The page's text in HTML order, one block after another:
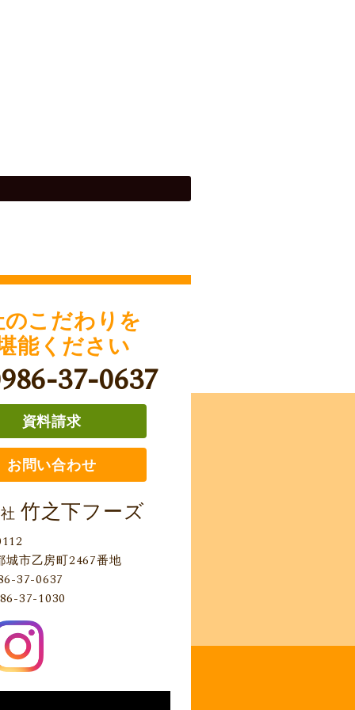
のこだわりを
能ください
37-0637
資料請求
お問い合わせ
竹之下フーズ
城市乙房町2467番地
37-0637
37-1030